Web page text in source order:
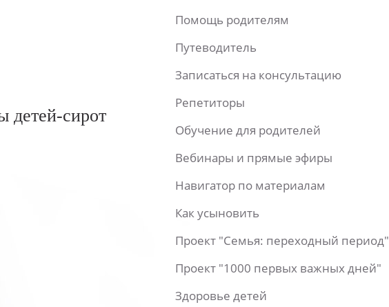
детей-сирот
Помощь родителям
Путеводитель
Записаться на консультацию
Репетиторы
Обучение для родителей
Вебинары и прямые эфиры
Навигатор по материалам
Как усыновить
Проект "Семья: переходный период"
Проект "1000 первых важных дней"
Здоровье детей